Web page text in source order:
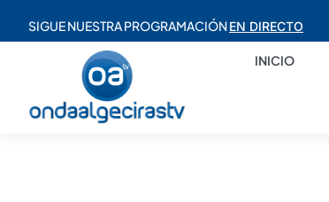
SIGUE NUESTRA PROGRAMACIÓNEN DIRECTO
INICIO